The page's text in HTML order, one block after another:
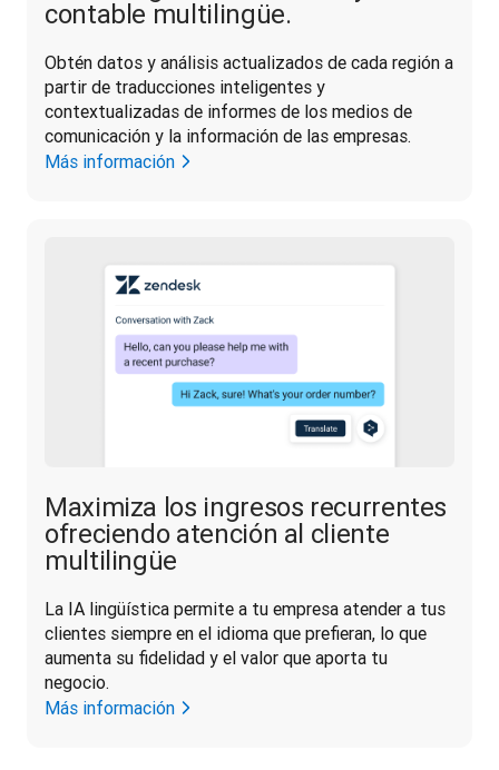
contable multilingüe.
Obtén datos y análisis actualizados de cada región a
partir de traducciones inteligentes y
contextualizadas de informes de los medios de
comunicación y la información de las empresas.
Más información
Maximiza los ingresos recurrentes
ofreciendo atención al cliente
multilingüe
La IA lingüística permite a tu empresa atender a tus
clientes siempre en el idioma que prefieran, lo que
aumenta su fidelidad y el valor que aporta tu
negocio.
Más información